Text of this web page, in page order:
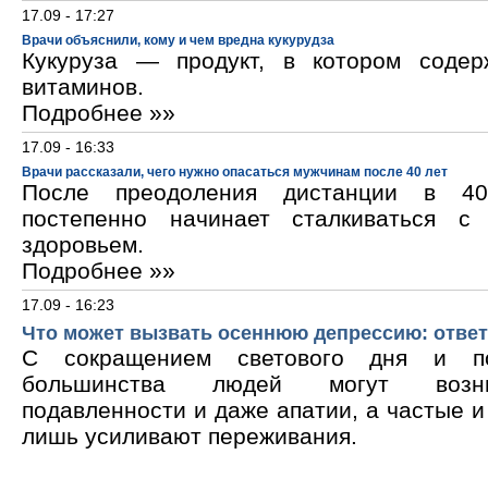
17.09 - 17:27
Врачи объяснили, кому и чем вредна кукурудза
Кукуруза — продукт, в котором
витаминов.
Подробнее »»
17.09 - 16:33
Врачи рассказали, чего нужно опасаться мужчинам после 40 лет
После преодоления дистанции в
постепенно начинает сталкиваться
здоровьем.
Подробнее »»
17.09 - 16:23
Что может вызвать осеннюю депрессию:
С сокращением светового дня и
большинства людей могут
подавленности и даже апатии, а частые
лишь усиливают переживания.